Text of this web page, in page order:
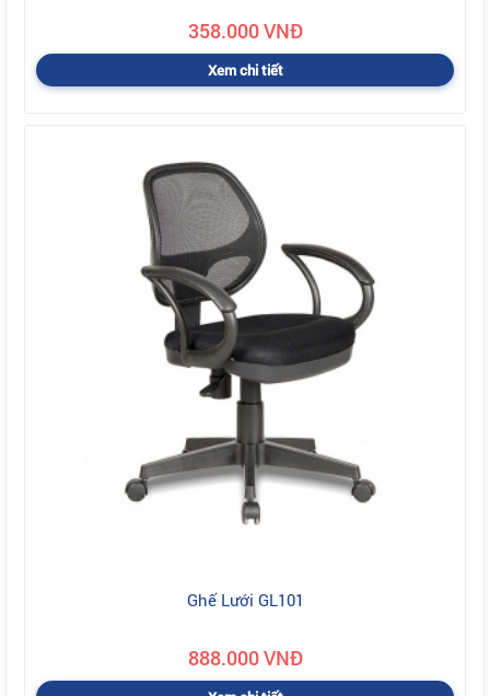
358.000 VNĐ
Xem chi tiết
Ghế Lưới GL101
888.000 VNĐ